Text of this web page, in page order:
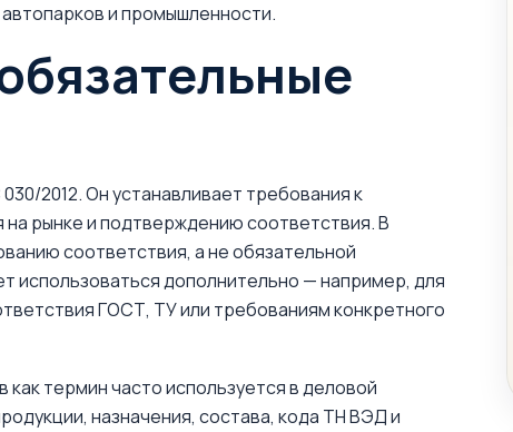
и промышленности.
2012. Он устанавливает требования к
рынке и подтверждению соответствия. В
соответствия, а не обязательной
использоваться дополнительно — например, для
ГОСТ, ТУ или требованиям конкретного
термин часто используется в деловой
назначения, состава, кода ТН ВЭД и